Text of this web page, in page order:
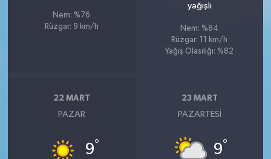
Nem: %76
Rüzgar: 9 km/h
yağışlı
Nem: %84
Rüzgar: 11 km/h
Yağış Olasılığı: %82
22 MART
PAZAR
9°
23 MART
PAZARTESI
9°